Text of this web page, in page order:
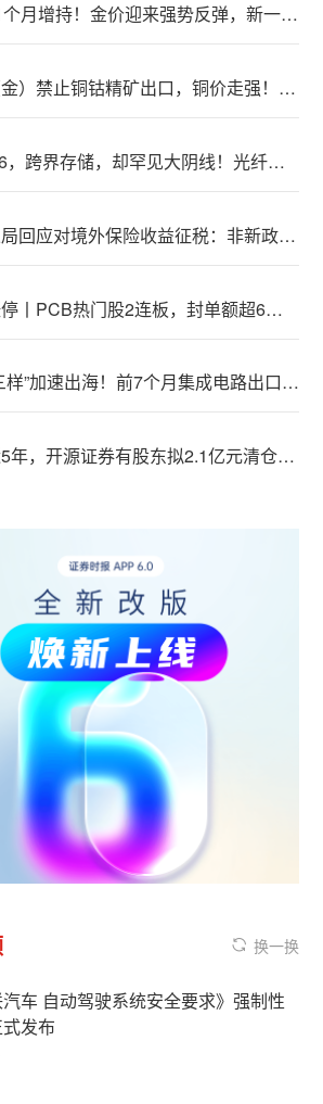
连续21个月增持！金价迎来强势反弹，新一轮上行窗口开启？
刚果（金）禁止铜钴精矿出口，铜价走强！多家公司最新回应
300506，跨界存储，却罕见大阴线！光纤需求激增，稀土细分原料，火了
税务总局回应对境外保险收益征税：非新政策，无需过度解读
揭秘涨停丨PCB热门股2连板，封单额超6亿元
“新新三样”加速出海！前7个月集成电路出口额接近翻倍
入股近5年，开源证券有股东拟2.1亿元清仓离场
换一换
汽车 自动驾驶系统安全要求》强制性
发布